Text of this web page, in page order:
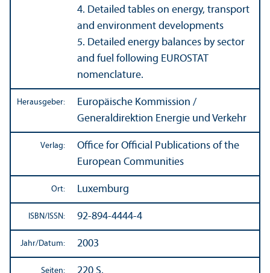
4. Detailed tables on energy, trans­port
and environment developments
5. Detailed energy balances by sector
and fuel following EUROSTAT
nomenclature.
Herausgeber:
Europäische Kommission /
Generaldirektion Energie und Verkehr
Verlag:
Office for Official Publications of the
European Communities
Ort: Luxemburg
ISBN/ ISSN: 92-894-4444-4
Jahr/Datum: 2003
Seiten: